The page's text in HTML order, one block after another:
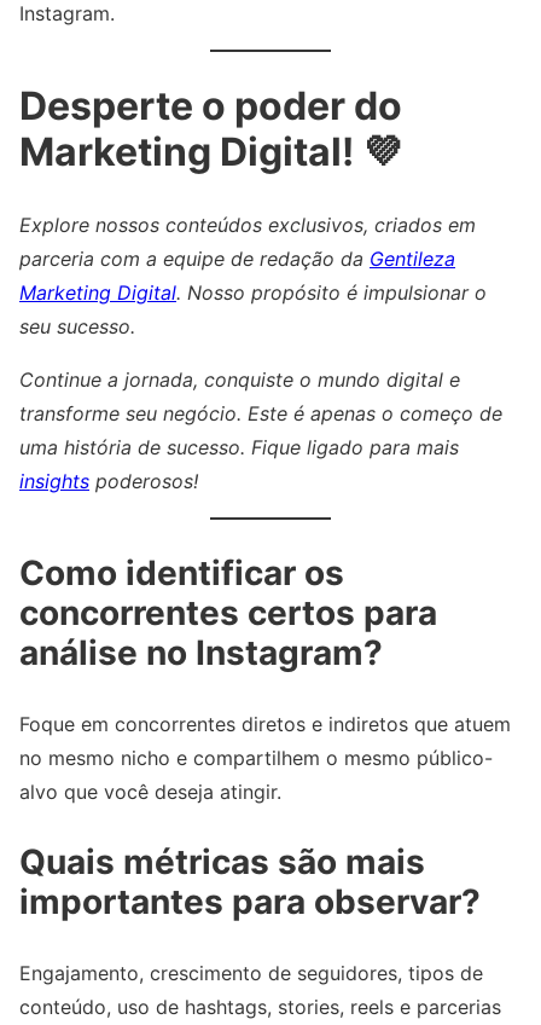
Instagram.
Desperte o poder do
Marketing Digital! 💜
Explore nossos conteúdos exclusivos, criados em
parceria com a equipe de redação da Gentileza
Marketing Digital. Nosso propósito é impulsionar o
seu sucesso.
Continue a jornada, conquiste o mundo digital e
transforme seu negócio. Este é apenas o começo de
uma história de sucesso. Fique ligado para mais
insights poderosos!
Como identificar os
concorrentes certos para
análise no Instagram?
Foque em concorrentes diretos e indiretos que atuem
no mesmo nicho e compartilhem o mesmo público-
alvo que você deseja atingir.
Quais métricas são mais
importantes para observar?
Engajamento, crescimento de seguidores, tipos de
conteúdo, uso de hashtags, stories, reels e parcerias